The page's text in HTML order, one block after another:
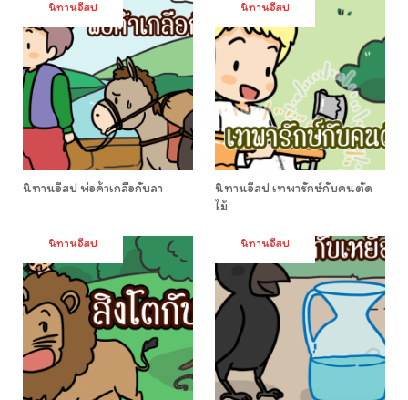
นิทานอีสป
นิทานอีสป พ่อค้าเกลือกับลา
นิทานอีสป
นิทานอีสป เทพารักษ์กับคนตัด
ไม้
นิทานอีสป นิทานอีสป